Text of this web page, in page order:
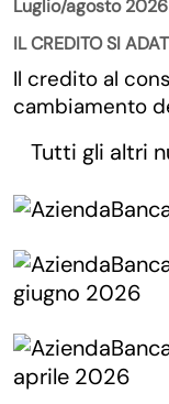
Luglio/agosto 2026
IL CREDITO SI
Il credito al
cambiamento
Tutti gli altri